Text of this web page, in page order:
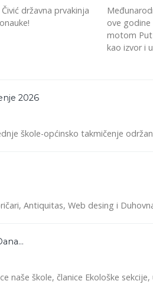
državna prvakinja
ove
motom
kao izvor i
2026
škole-općinsko takmičenje
Antiquitas, Web desing i
naše škole, članice Ekološke sekcije,